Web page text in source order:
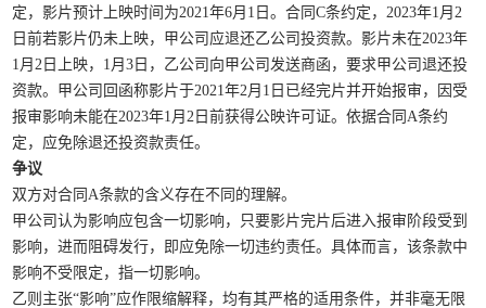
定，影片预计上映时间为2021年6月1日。合同C条约定，2023年1月2
日前若影片仍未上映，甲公司应退还乙公司投资款。影片未在2023年
1月2日上映，1月3日，乙公司向甲公司发送商函，要求甲公司退还投
资款。甲公司回函称影片于2021年2月1日已经完片并开始报审，因受
报审影响未能在2023年1月2日前获得公映许可证。依据合同A条约
定，应免除退还投资款责任。
争议
双方对合同A条款的含义存在不同的理解。
甲公司认为影响应包含一切影响，只要影片完片后进入报审阶段受到
影响，进而阻碍发行，即应免除一切违约责任。具体而言，该条款中
影响不受限定，指一切影响。
乙则主张“影响”应作限缩解释，均有其严格的适用条件，并非毫无限